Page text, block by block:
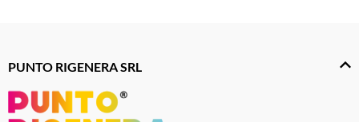
PUNTO RIGENERA SRL